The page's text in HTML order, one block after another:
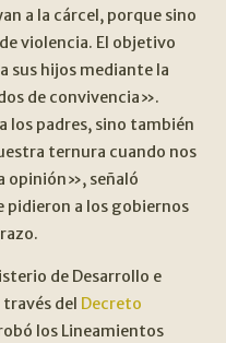
a la cárcel, porque sino
violencia. El objetivo
sus hijos mediante la
de convivencia».
los padres, sino también
ternura cuando nos
opinión», señaló
pidieron a los gobiernos
de Desarrollo e
través del Decreto
los Lineamientos